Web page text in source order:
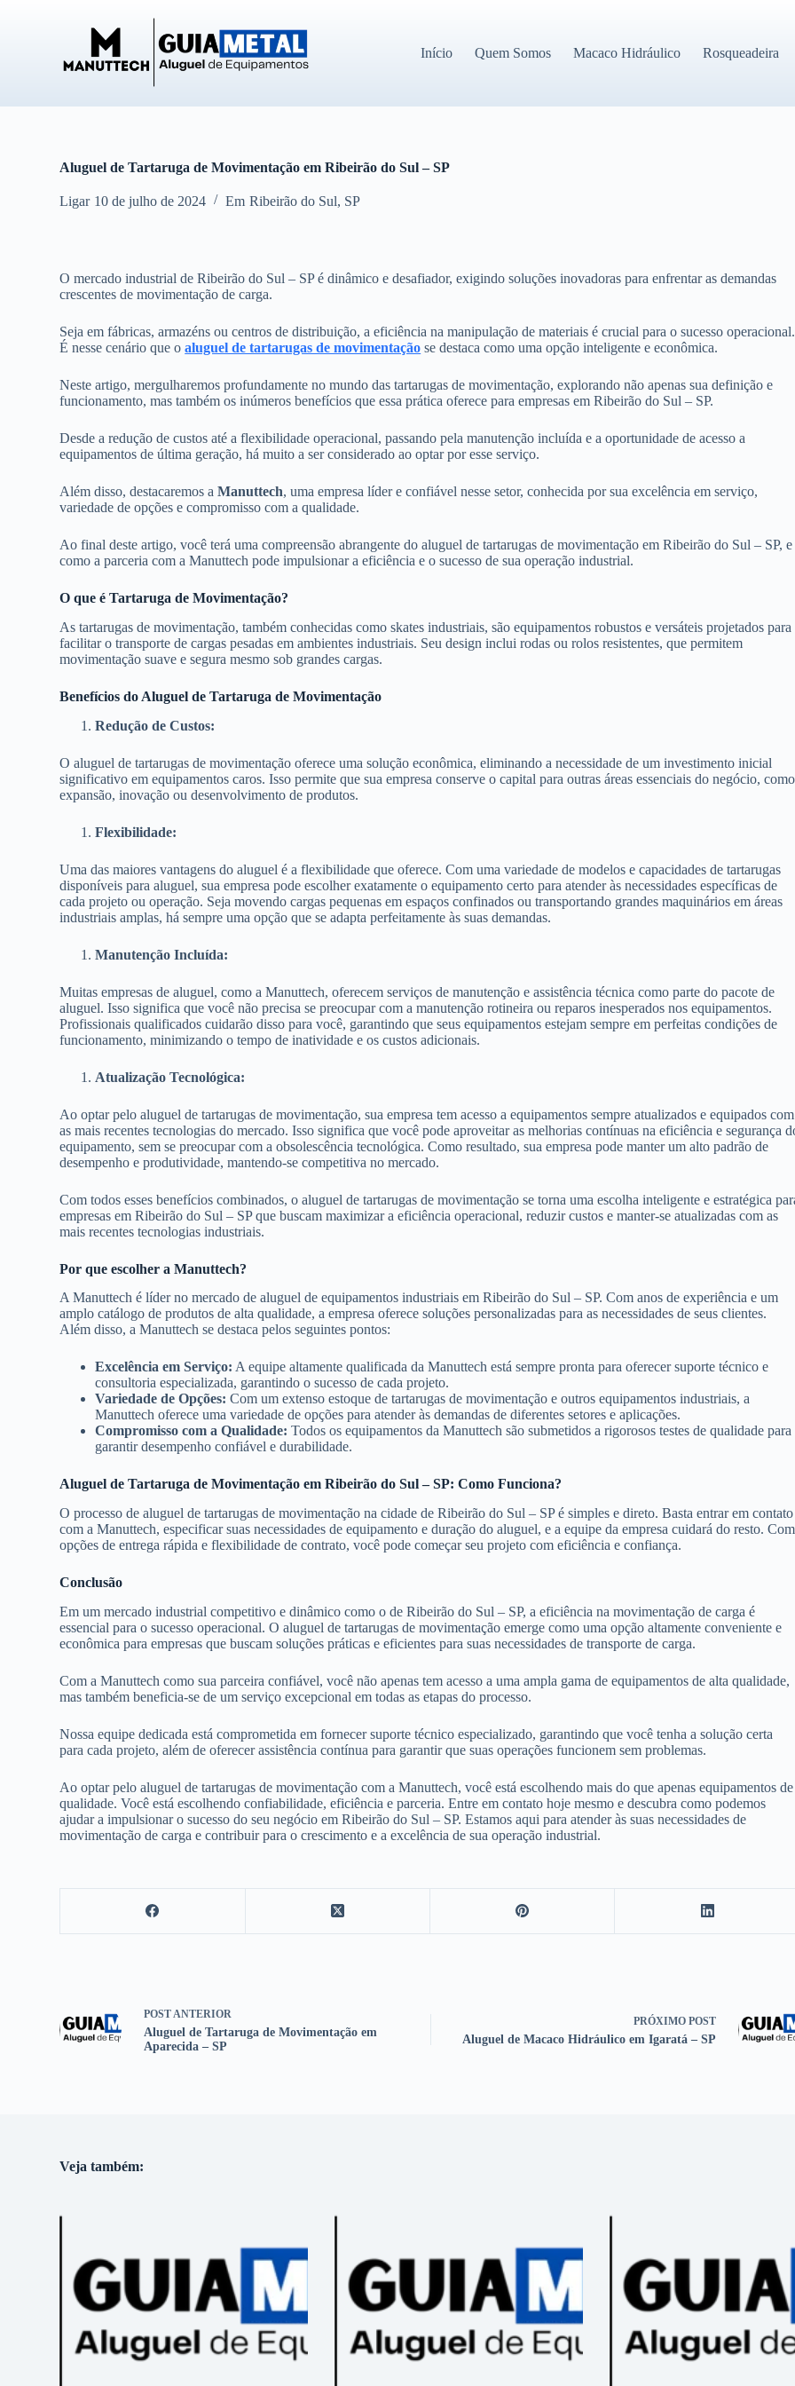
Início Quem Somos Macaco Hidráulico Rosqueadeira
Aluguel de Tartaruga de Movimentação em Ribeirão do Sul – SP
Ligar 10 de julho de 2024 Em Ribeirão do Sul, SP
O mercado industrial de Ribeirão do Sul – SP é dinâmico e desafiador, exigindo soluções inovadoras para enfrentar as demandas
crescentes de movimentação de carga.
Seja em fábricas, armazéns ou centros de distribuição, a eficiência na manipulação de materiais é crucial para o sucesso operacional.
É nesse cenário que oaluguel de tartarugas de movimentação se destaca como uma opção inteligente e econômica.
Neste artigo, mergulharemos profundamente no mundo das tartarugas de movimentação, explorando não apenas sua definição e
funcionamento, mas também os inúmeros benefícios que essa prática oferece para empresas em Ribeirão do Sul – SP.
Desde a redução de custos até a flexibilidade operacional, passando pela manutenção incluída e a oportunidade de acesso a
equipamentos de última geração, há muito a ser considerado ao optar por esse serviço.
Além disso, destacaremos aManuttech, uma empresa líder e confiável nesse setor, conhecida por sua excelência em serviço,
variedade de opções e compromisso com a qualidade.
Ao final deste artigo, você terá uma compreensão abrangente do aluguel de tartarugas de movimentação em Ribeirão do Sul – SP, e
como a parceria com a Manuttech pode impulsionar a eficiência e o sucesso de sua operação industrial.
O que é Tartaruga de Movimentação?
As tartarugas de movimentação, também conhecidas como skates industriais, são equipamentos robustos e versáteis projetados para
facilitar o transporte de cargas pesadas em ambientes industriais. Seu design inclui rodas ou rolos resistentes, que permitem
movimentação suave e segura mesmo sob grandes cargas.
Benefícios do Aluguel de Tartaruga de Movimentação
Redução de Custos:
O aluguel de tartarugas de movimentação oferece uma solução econômica, eliminando a necessidade de um investimento inicial
significativo em equipamentos caros. Isso permite que sua empresa conserve o capital para outras áreas essenciais do negócio, como
expansão, inovação ou desenvolvimento de produtos.
Flexibilidade:
Uma das maiores vantagens do aluguel é a flexibilidade que oferece. Com uma variedade de modelos e capacidades de tartarugas
disponíveis para aluguel, sua empresa pode escolher exatamente o equipamento certo para atender às necessidades específicas de
cada projeto ou operação. Seja movendo cargas pequenas em espaços confinados ou transportando grandes maquinários em áreas
industriais amplas, há sempre uma opção que se adapta perfeitamente às suas demandas.
Manutenção Incluída:
Muitas empresas de aluguel, como a Manuttech, oferecem serviços de manutenção e assistência técnica como parte do pacote de
aluguel. Isso significa que você não precisa se preocupar com a manutenção rotineira ou reparos inesperados nos equipamentos.
Profissionais qualificados cuidarão disso para você, garantindo que seus equipamentos estejam sempre em perfeitas condições de
funcionamento, minimizando o tempo de inatividade e os custos adicionais.
Atualização Tecnológica:
Ao optar pelo aluguel de tartarugas de movimentação, sua empresa tem acesso a equipamentos sempre atualizados e equipados com
as mais recentes tecnologias do mercado. Isso significa que você pode aproveitar as melhorias contínuas na eficiência e segurança
equipamento, sem se preocupar com a obsolescência tecnológica. Como resultado, sua empresa pode manter um alto padrão de
desempenho e produtividade, mantendo-se competitiva no mercado.
Com todos esses benefícios combinados, o aluguel de tartarugas de movimentação se torna uma escolha inteligente e estratégica
empresas em Ribeirão do Sul – SP que buscam maximizar a eficiência operacional, reduzir custos e manter-se atualizadas com as
mais recentes tecnologias industriais.
Por que escolher a Manuttech?
A Manuttech é líder no mercado de aluguel de equipamentos industriais em Ribeirão do Sul – SP. Com anos de experiência e um
amplo catálogo de produtos de alta qualidade, a empresa oferece soluções personalizadas para as necessidades de seus clientes.
Além disso, a Manuttech se destaca pelos seguintes pontos:
Excelência em Serviço: A equipe altamente qualificada da Manuttech está sempre pronta para oferecer suporte técnico e
consultoria especializada, garantindo o sucesso de cada projeto.
Variedade de Opções: Com um extenso estoque de tartarugas de movimentação e outros equipamentos industriais, a
Manuttech oferece uma variedade de opções para atender às demandas de diferentes setores e aplicações.
Compromisso com a Qualidade: Todos os equipamentos da Manuttech são submetidos a rigorosos testes de qualidade para
garantir desempenho confiável e durabilidade.
Aluguel de Tartaruga de Movimentação em Ribeirão do Sul – SP: Como Funciona?
O processo de aluguel de tartarugas de movimentação na cidade de Ribeirão do Sul – SP é simples e direto. Basta entrar em contato
com a Manuttech, especificar suas necessidades de equipamento e duração do aluguel, e a equipe da empresa cuidará do resto. Com
opções de entrega rápida e flexibilidade de contrato, você pode começar seu projeto com eficiência e confiança.
Conclusão
Em um mercado industrial competitivo e dinâmico como o de Ribeirão do Sul – SP, a eficiência na movimentação de carga é
essencial para o sucesso operacional. O aluguel de tartarugas de movimentação emerge como uma opção altamente conveniente e
econômica para empresas que buscam soluções práticas e eficientes para suas necessidades de transporte de carga.
Com a Manuttech como sua parceira confiável, você não apenas tem acesso a uma ampla gama de equipamentos de alta qualidade,
mas também beneficia-se de um serviço excepcional em todas as etapas do processo.
Nossa equipe dedicada está comprometida em fornecer suporte técnico especializado, garantindo que você tenha a solução certa
para cada projeto, além de oferecer assistência contínua para garantir que suas operações funcionem sem problemas.
Ao optar pelo aluguel de tartarugas de movimentação com a Manuttech, você está escolhendo mais do que apenas equipamentos de
qualidade. Você está escolhendo confiabilidade, eficiência e parceria. Entre em contato hoje mesmo e descubra como podemos
ajudar a impulsionar o sucesso do seu negócio em Ribeirão do Sul – SP. Estamos aqui para atender às suas necessidades de
movimentação de carga e contribuir para o crescimento e a excelência de sua operação industrial.
POSTANTERIOR
Aluguel de Tartaruga de Movimentação em
Aparecida – SP
PRÓXIMO POST
Aluguel de Macaco Hidráulico em Igaratá – SP
Veja também: